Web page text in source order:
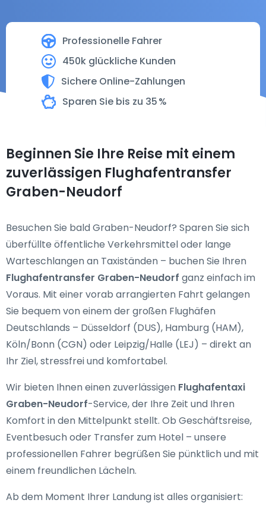
Professionelle Fahrer
450k glückliche Kunden
Sichere Online-Zahlungen
Sparen Sie bis zu 35 %
Beginnen Sie Ihre Reise mit einem
zuverlässigen Flughafentransfer
Graben-Neudorf
Besuchen Sie bald Graben-Neudorf? Sparen Sie sich
überfüllte öffentliche Verkehrsmittel oder lange
Warteschlangen an Taxiständen – buchen Sie Ihren
Flughafentransfer Graben-Neudorf ganz einfach im
Voraus. Mit einer vorab arrangierten Fahrt gelangen
Sie bequem von einem der großen Flughäfen
Deutschlands – Düsseldorf (DUS), Hamburg (HAM),
Köln/Bonn (CGN) oder Leipzig/Halle (LEJ) – direkt an
Ihr Ziel, stressfrei und komfortabel.
Wir bieten Ihnen einen zuverlässigen Flughafentaxi
Graben-Neudorf-Service, der Ihre Zeit und Ihren
Komfort in den Mittelpunkt stellt. Ob Geschäftsreise,
Eventbesuch oder Transfer zum Hotel – unsere
professionellen Fahrer begrüßen Sie pünktlich und mit
einem freundlichen Lächeln.
Ab dem Moment Ihrer Landung ist alles organisiert: